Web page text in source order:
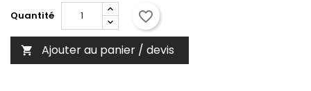
Quantité favorite_border
 Ajouter au panier / devis